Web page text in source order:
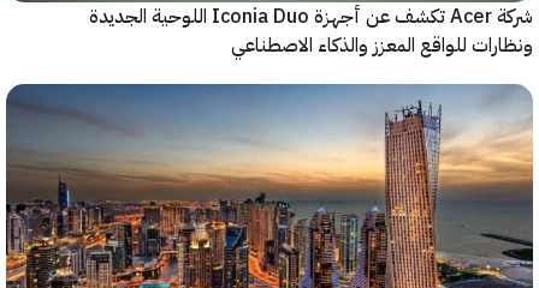
شركة Acer تكشف عن أجهزة Iconia Duo اللوحية الجديدة
للواقع المعزز والذكاء الاصطناعي